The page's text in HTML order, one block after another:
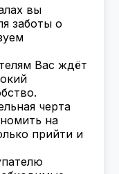
вы
заботы о
Вас ждёт
черта
на
прийти и